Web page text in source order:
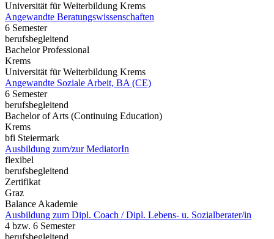
Universität für Weiterbildung Krems
Angewandte Beratungswissenschaften
6 Semester
berufsbegleitend
Bachelor Professional
Krems
Universität für Weiterbildung Krems
Angewandte Soziale Arbeit, BA (CE)
6 Semester
berufsbegleitend
Bachelor of Arts (Continuing Education)
Krems
bfi Steiermark
Ausbildung zum/zur MediatorIn
flexibel
berufsbegleitend
Zertifikat
Graz
Balance Akademie
Ausbildung zum Dipl. Coach / Dipl. Lebens- u. Sozialberater/in
4 bzw. 6 Semester